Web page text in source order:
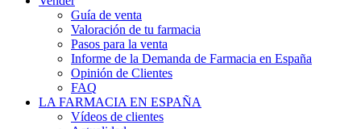
Guía de venta
Valoración de tu farmacia
Pasos para la venta
Informe de la Demanda de Farmacia en España
Opinión de Clientes
FAQ
LA FARMACIA EN ESPAÑA
Vídeos de clientes